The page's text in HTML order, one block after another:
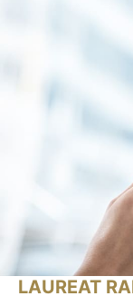
LAUREAT